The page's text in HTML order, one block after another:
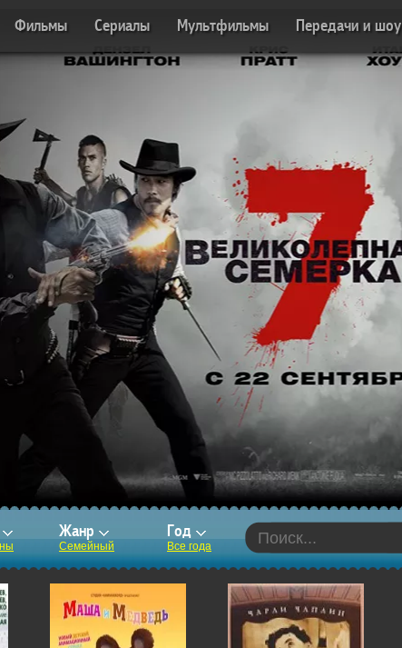
Фильмы Сериалы Мультфильмы Передачи и шоу
Жанр
Семейный
Год
Все года